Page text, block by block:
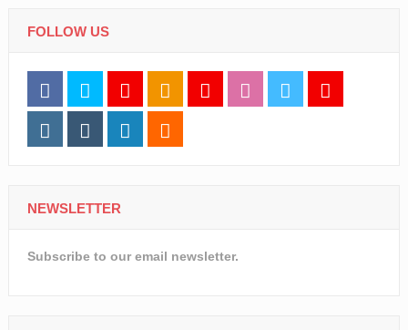
FOLLOW US
NEWSLETTER
Subscribe to our email newsletter.